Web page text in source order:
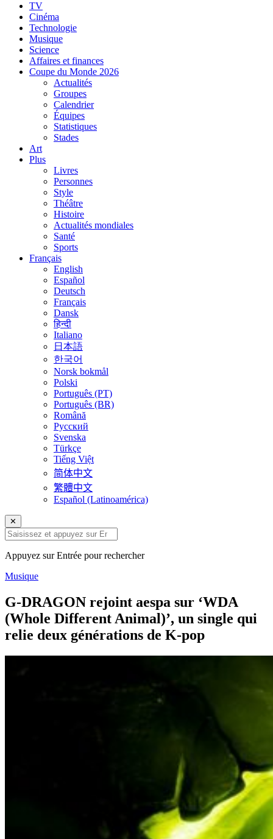
TV
Cinéma
Technologie
Musique
Science
Affaires et finances
Coupe du Monde 2026
Actualités
Groupes
Calendrier
Équipes
Statistiques
Stades
Art
Plus
Livres
Personnes
Style
Théâtre
Histoire
Actualités mondiales
Santé
Sports
Français
English
Español
Deutsch
Français
Dansk
हिन्दी
Italiano
日本語
한국어
Norsk bokmål
Polski
Português (PT)
Português (BR)
Română
Русский
Svenska
Türkçe
Tiếng Việt
简体中文
繁體中文
Español (Latinoamérica)
✕
Appuyez sur Entrée pour rechercher
Musique
G-DRAGON rejoint aespa sur ‘WDA
(Whole Different Animal)’, un single qui
relie deux générations de K-pop